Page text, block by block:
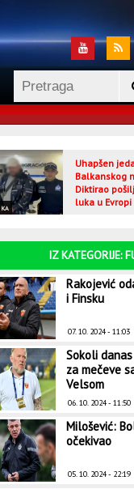
Uhapšen
Balkanskog
Diktirao
luka u Evropi
IZ KATEGORIJE:
Rakojević
i Finsku
07. 10. 2024 - 11:03
Sokoli
za mečeve
Velsom
06. 10. 2024 - 11:50
Milošević:
očekivao
05. 10. 2024 - 22:19